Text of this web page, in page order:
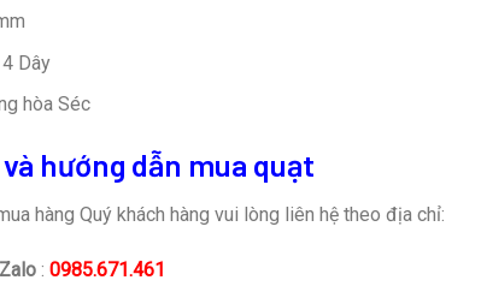
Dây
hòa Séc
hướng dẫn mua quạt
hàng Quý khách hàng vui lòng liên hệ theo địa chỉ:
: 0985.671.461